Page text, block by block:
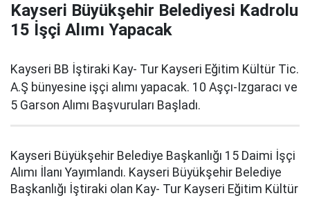
Kayseri Büyükşehir Belediyesi Kadrolu
15 İşçi Alımı Yapacak
Kayseri BB İştiraki Kay- Tur Kayseri Eğitim Kültür Tic.
A.Ş bünyesine işçi alımı yapacak. 10 Aşçı-Izgaracı ve
5 Garson Alımı Başvuruları Başladı.
Kayseri Büyükşehir Belediye Başkanlığı 15 Daimi İşçi
Alımı İlanı Yayımlandı. Kayseri Büyükşehir Belediye
Başkanlığı İştiraki olan Kay- Tur Kayseri Eğitim Kültür